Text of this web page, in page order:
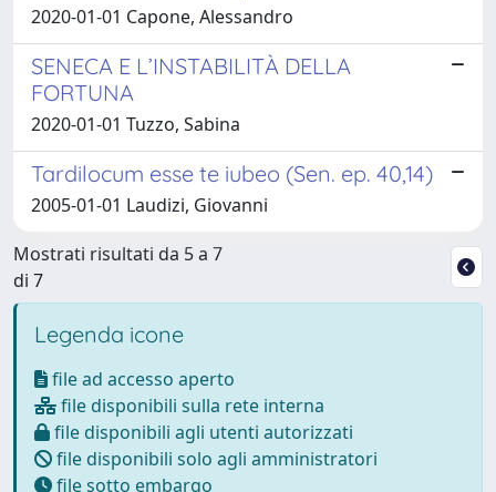
2020-01-01 Capone, Alessandro
SENECA E L’INSTABILITÀ DELLA
FORTUNA
2020-01-01 Tuzzo, Sabina
Tardilocum esse te iubeo (Sen. ep. 40,14)
2005-01-01 Laudizi, Giovanni
Mostrati risultati da 5 a 7
di 7
Legenda icone
file ad accesso aperto
file disponibili sulla rete interna
file disponibili agli utenti autorizzati
file disponibili solo agli amministratori
file sotto embargo